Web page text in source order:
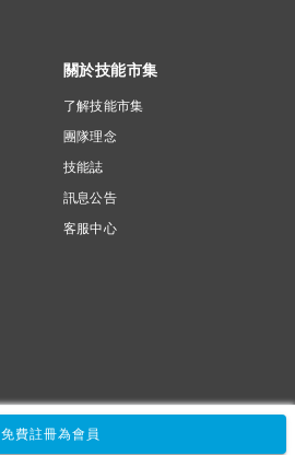
關於技能市集
了解技能市集
團隊理念
技能誌
訊息公告
客服中心
名片盒股份有限公司
免費註冊為會員